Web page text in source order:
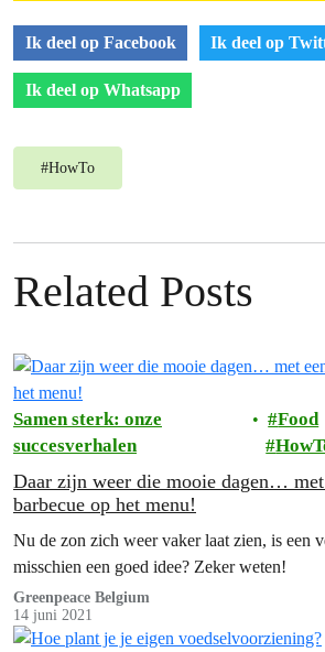
Ik deel op Facebook Ik deel op
Ik deel op Whatsapp
#HowTo
Related Posts
Samen sterk: onze
succesverhalen
Food
Daar zijn weer die mooie dagen…
barbecue op het menu!
Nu de zon zich weer vaker laat zien, is een
misschien een goed idee? Zeker weten!
Greenpeace Belgium
14 juni 2021